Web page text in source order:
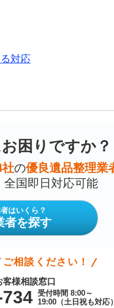
対応
困りですか？
の優良遺品整理業
国即日対応可能
はいくら？
者を探す
相談ください！
様相談窓口
受付時間 8:00～
19:00（土日祝も対応）